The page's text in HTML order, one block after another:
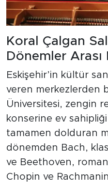
Koral Çalgan
Dönemler
Eskişehir’in kültür
veren merkezlerden
Üniversitesi, zengin
konserine ev
tamamen dolduran
dönemden Bach,
ve Beethoven,
Chopin ve